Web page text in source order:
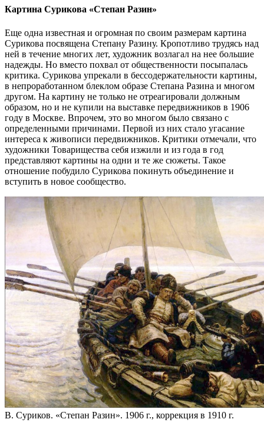
Картина Сурикова «Степан Разин»
Еще одна известная и огромная по своим размерам картина
Сурикова посвящена Степану Разину. Кропотливо трудясь над
ней в течение многих лет, художник возлагал на нее большие
надежды. Но вместо похвал от общественности посыпалась
критика. Сурикова упрекали в бессодержательности картины,
в непроработанном блеклом образе Степана Разина и многом
другом. На картину не только не отреагировали должным
образом, но и не купили на выставке передвижников в 1906
году в Москве. Впрочем, это во многом было связано с
определенными причинами. Первой из них стало угасание
интереса к живописи передвижников. Критики отмечали, что
художники Товарищества себя изжили и из года в год
представляют картины на одни и те же сюжеты. Такое
отношение побудило Сурикова покинуть объединение и
вступить в новое сообщество.
В. Суриков. «Степан Разин». 1906 г., коррекция в 1910 г.